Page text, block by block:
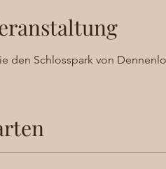
den Schlosspark von